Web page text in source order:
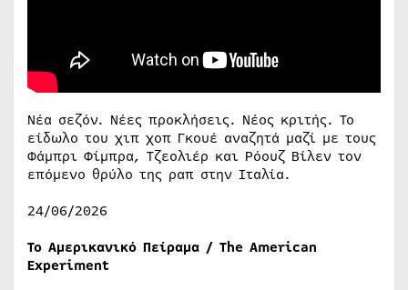
Νέα σεζόν. Νέες προκλήσεις. Νέος κριτής. Το
είδωλο του χιπ χοπ Γκουέ αναζητά μαζί με τους
Φάμπρι Φίμπρα, Τζεολιέρ και Ρόουζ Βίλεν τον
επόμενο θρύλο της ραπ στην Ιταλία.
24/06/2026
Το Αμερικανικό Πείραμα / The American
Experiment